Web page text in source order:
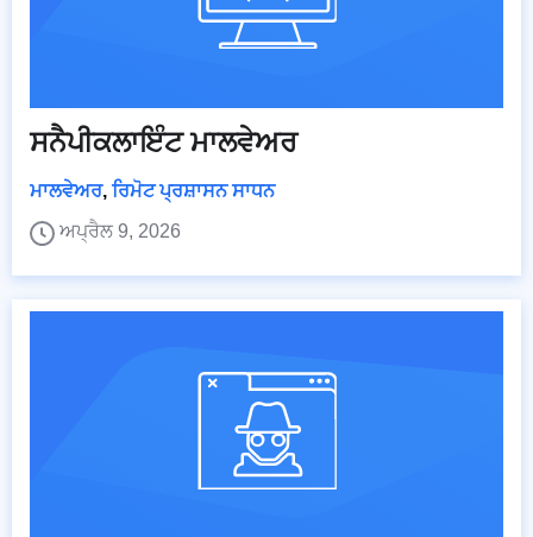
ਸਨੈਪੀਕਲਾਇੰਟ ਮਾਲਵੇਅਰ
ਮਾਲਵੇਅਰ, ਰਿਮੋਟ ਪ੍ਰਸ਼ਾਸਨ ਸਾਧਨ
ਅਪ੍ਰੈਲ 9, 2026